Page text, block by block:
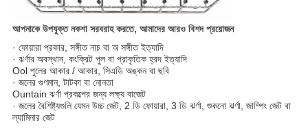
আপনাকে উপযুক্ত নকশা সরবরাহ করতে, আমাদের আরও বিশদ প্রয়োজন
· ফোয়ারা প্রকার, সঙ্গীত নাচ বা অ সঙ্গীত ইত্যাদি
· ঝর্ণার অবস্থান, কংক্রিট পুল বা প্রাকৃতিক হ্রদ ইত্যাদি
Ool পুলের আকার / আকার, সিএডি অঙ্কন বা ছবি
· জলের গুণমান, টাটকা বা নোনতা
Ountain ঝর্ণা প্রকল্পের জন্য লক্ষ্য বাজেট
· জলের বৈশিষ্ট্যগুলি যেমন উচ্চ জেট, 2 ডি ফোয়ারা, 3 ডি ঝর্ণা, শুকনো ঝর্ণা, জাম্পিং জেট বা
ল্যামিনার জেট